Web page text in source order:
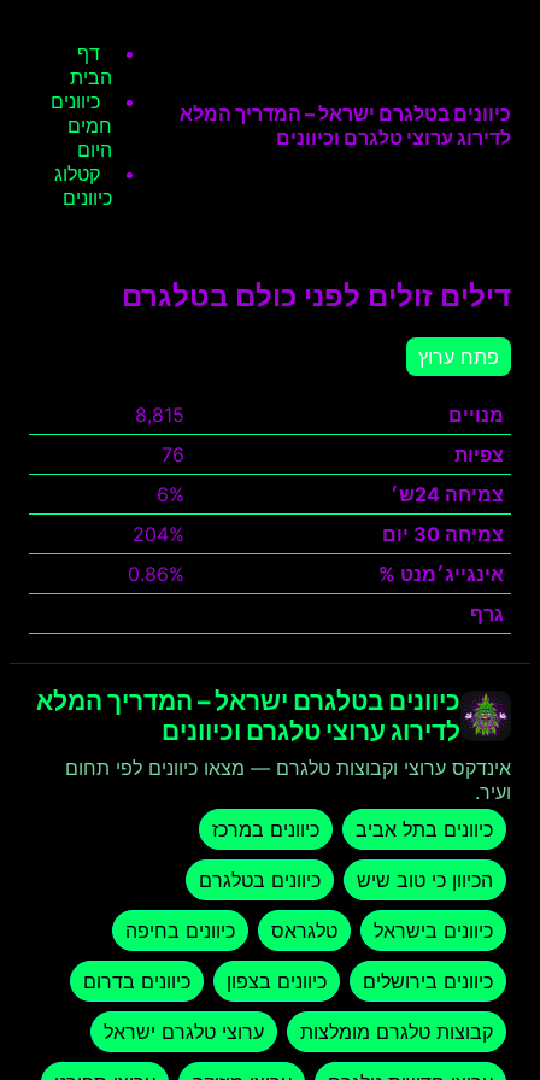
כיוונים בטלגרם ישראל – המדריך המלא
לדירוג ערוצי טלגרם וכיוונים
דף
הבית
כיוונים
חמים
היום
קטלוג
כיוונים
דילים זולים לפני כולם בטלגרם
פתח ערוץ
מנויים
8,815
צפיות
76
צמיחה 24ש׳
6%
צמיחה 30 יום
204%
אינגייג׳מנט %
0.86%
גרף
כיוונים בטלגרם ישראל – המדריך המלא
לדירוג ערוצי טלגרם וכיוונים
אינדקס ערוצי וקבוצות טלגרם — מצאו כיוונים לפי תחום
ועיר.
כיוונים בתל אביב
כיוונים במרכז
הכיוון כי טוב שיש כיוונים בטלגרם
כיוונים בישראל טלגראס כיוונים בחיפה
כיוונים בירושלים כיוונים בצפון כיוונים בדרום
קבוצות טלגרם מומלצות ערוצי טלגרם ישראל